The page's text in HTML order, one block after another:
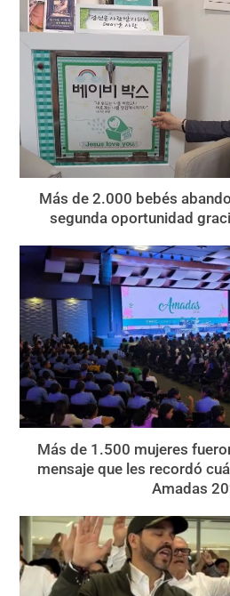
Más de 2.000 bebés
segunda oportunidad
Más de 1.500 mujeres
mensaje que les recordó
Amadas